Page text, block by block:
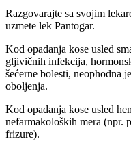
Razgovarajte sa svojim
uzmete lek Pantogar.
Kod opadanja kose usled
gljivičnih infekcija,
šećerne bolesti, neophodna
oboljenja.
Kod opadanja kose usled
nefarmakoloških mera (npr.
frizure).